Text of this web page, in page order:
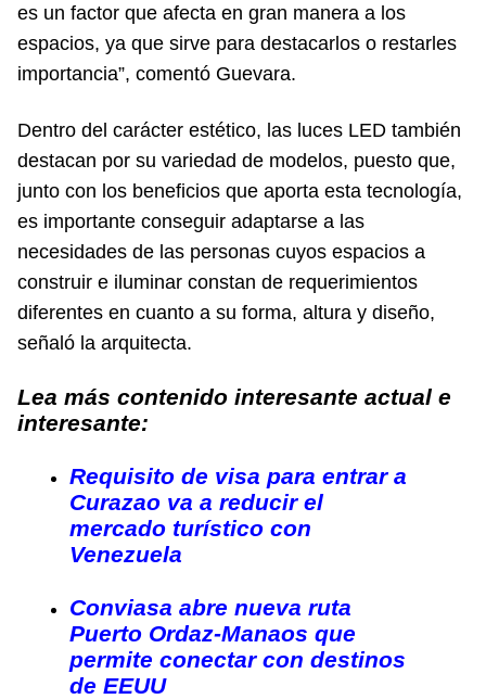
es un factor que afecta en gran manera a los
espacios, ya que sirve para destacarlos o restarles
importancia”, comentó Guevara.
Dentro del carácter estético, las luces LED también
destacan por su variedad de modelos, puesto que,
junto con los beneficios que aporta esta tecnología,
es importante conseguir adaptarse a las
necesidades de las personas cuyos espacios a
construir e iluminar constan de requerimientos
diferentes en cuanto a su forma, altura y diseño,
señaló la arquitecta.
Lea más contenido interesante actual e
interesante:
Requisito de visa para entrar a
Curazao va a reducir el
mercado turístico con
Venezuela
Conviasa abre nueva ruta
Puerto Ordaz-Manaos que
permite conectar con destinos
de EEUU